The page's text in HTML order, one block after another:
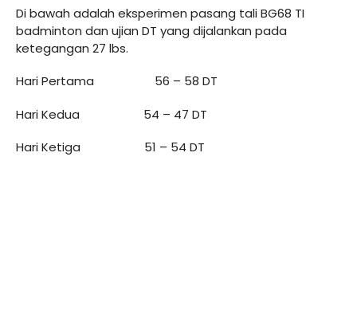
Di bawah adalah eksperimen pasang tali BG68 TI
badminton dan ujian DT yang dijalankan pada
ketegangan 27 lbs.
Hari Pertama 56 – 58 DT
Hari Kedua 54 – 47 DT
Hari Ketiga 51 – 54 DT